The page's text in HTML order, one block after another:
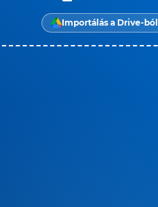
Importálás a Drive-ból